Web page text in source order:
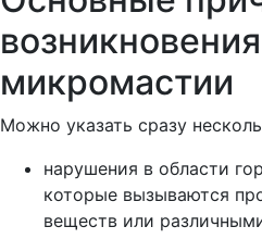
возникновения
микромастии
Можно указать сразу
нарушения в области
которые вызываются
веществ или